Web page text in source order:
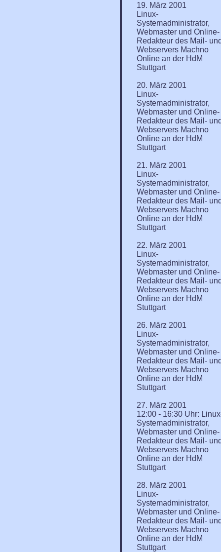
19. März 2001
Linux-
Systemadministrator,
Webmaster und Online-
Redakteur des Mail-
Webservers Machno
Online an der HdM
Stuttgart
20. März 2001
Linux-
Systemadministrator,
Webmaster und Online-
Redakteur des Mail-
Webservers Machno
Online an der HdM
Stuttgart
21. März 2001
Linux-
Systemadministrator,
Webmaster und Online-
Redakteur des Mail-
Webservers Machno
Online an der HdM
Stuttgart
22. März 2001
Linux-
Systemadministrator,
Webmaster und Online-
Redakteur des Mail-
Webservers Machno
Online an der HdM
Stuttgart
26. März 2001
Linux-
Systemadministrator,
Webmaster und Online-
Redakteur des Mail-
Webservers Machno
Online an der HdM
Stuttgart
27. März 2001
12:00 - 16:30 Uhr:
Systemadministrator,
Webmaster und Online-
Redakteur des Mail-
Webservers Machno
Online an der HdM
Stuttgart
28. März 2001
Linux-
Systemadministrator,
Webmaster und Online-
Redakteur des Mail-
Webservers Machno
Online an der HdM
Stuttgart